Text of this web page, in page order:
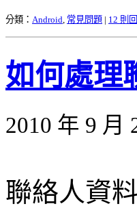
分類： Android 常見問題 | 12 則
如何處理
2010 年 9 月
聯絡人資